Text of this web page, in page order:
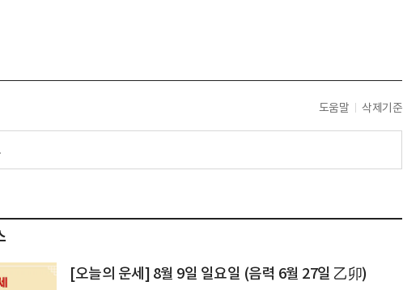
도움말 삭제기준
[오늘의 운세] 8월 9일 일요일 (음력 6월 27일 乙卯)